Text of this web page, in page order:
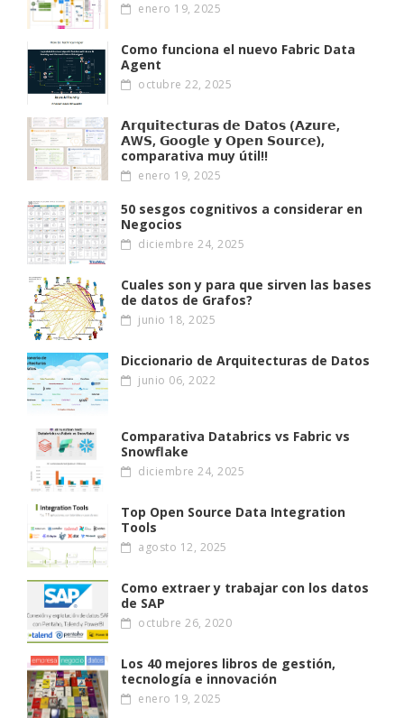
enero 19, 2025
Como funciona el nuevo Fabric Data
Agent
octubre 22, 2025
𝗔𝗿𝗾𝘂𝗶𝘁𝗲𝗰𝘁𝘂𝗿𝗮𝘀 𝗱𝗲 𝗗𝗮𝘁𝗼𝘀 (𝗔𝘇𝘂𝗿𝗲,
𝗔W𝗦, 𝗚𝗼𝗼𝗴𝗹𝗲 𝘆 𝗢𝗽𝗲𝗻 𝗦𝗼𝘂𝗿𝗰𝗲),
comparativa muy útil!!
enero 19, 2025
50 sesgos cognitivos a considerar en
Negocios
diciembre 24, 2025
Cuales son y para que sirven las bases
de datos de Grafos?
junio 18, 2025
Diccionario de Arquitecturas de Datos
junio 06, 2022
Comparativa Databrics vs Fabric vs
Snowflake
diciembre 24, 2025
Top Open Source Data Integration
Tools
agosto 12, 2025
Como extraer y trabajar con los datos
de SAP
octubre 26, 2020
Los 40 mejores libros de gestión,
tecnología e innovación
enero 19, 2025